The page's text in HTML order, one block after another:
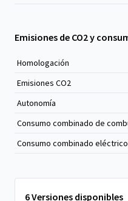
Emisiones de CO2 y
Homologación
Emisiones CO2
Autonomía
Consumo combinado de
Consumo combinado eléctrico
6 Versiones disponibles